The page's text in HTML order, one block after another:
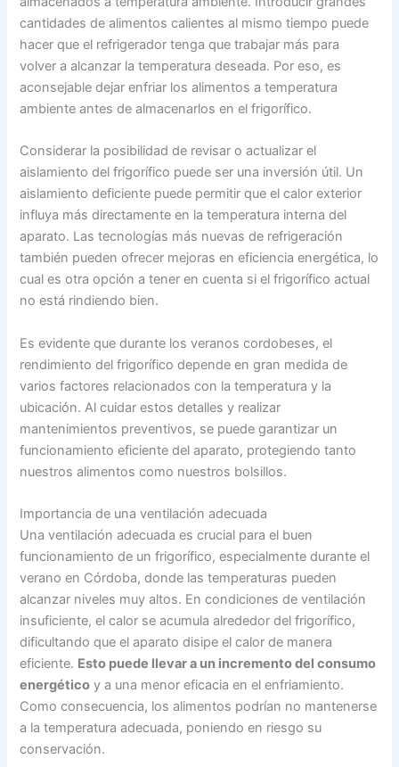
cantidades de alimentos calientes al mismo tiempo puede
hacer que el refrigerador tenga que trabajar más para
volver a alcanzar la temperatura deseada. Por eso, es
aconsejable dejar enfriar los alimentos a temperatura
ambiente antes de almacenarlos en el frigorífico.
Considerar la posibilidad de revisar o actualizar el
aislamiento del frigorífico puede ser una inversión útil. Un
aislamiento deficiente puede permitir que el calor exterior
influya más directamente en la temperatura interna del
aparato. Las tecnologías más nuevas de refrigeración
también pueden ofrecer mejoras en eficiencia energética, lo
cual es otra opción a tener en cuenta si el frigorífico actual
no está rindiendo bien.
Es evidente que durante los veranos cordobeses, el
rendimiento del frigorífico depende en gran medida de
varios factores relacionados con la temperatura y la
ubicación. Al cuidar estos detalles y realizar
mantenimientos preventivos, se puede garantizar un
funcionamiento eficiente del aparato, protegiendo tanto
nuestros alimentos como nuestros bolsillos.
Importancia de una ventilación adecuada
Una ventilación adecuada es crucial para el buen
funcionamiento de un frigorífico, especialmente durante el
verano en Córdoba, donde las temperaturas pueden
alcanzar niveles muy altos. En condiciones de ventilación
insuficiente, el calor se acumula alrededor del frigorífico,
dificultando que el aparato disipe el calor de manera
eficiente. Esto puede llevar a un incremento del consumo
energético y a una menor eficacia en el enfriamiento.
Como consecuencia, los alimentos podrían no mantenerse
a la temperatura adecuada, poniendo en riesgo su
conservación.